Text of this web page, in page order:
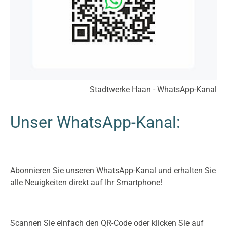
Unser WhatsApp-Kanal:
Abonnieren Sie unseren WhatsApp-Kanal und erhalten Sie
alle Neuigkeiten direkt auf Ihr Smartphone!
Scannen Sie einfach den QR-Code oder klicken Sie auf
Stadtwerke Haan - WhatsApp-Kanal
TYPO3 Frontend
Anbieter: